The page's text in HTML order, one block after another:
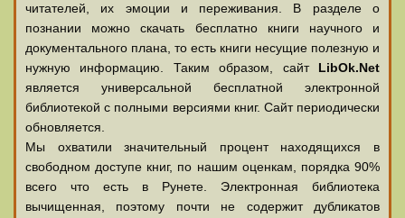
читателей, их эмоции и переживания. В разделе о
познании можно скачать бесплатно книги научного и
документального плана, то есть книги несущие полезную и
нужную информацию. Таким образом, сайт LibOk.Net
является универсальной бесплатной электронной
библиотекой с полными версиями книг. Сайт периодически
обновляется.
Мы охватили значительный процент находящихся в
свободном доступе книг, по нашим оценкам, порядка 90%
всего что есть в Рунете. Электронная библиотека
вычищенная, поэтому почти не содержит дубликатов